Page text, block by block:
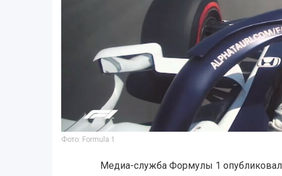
Фото: Formula 1
Медиа-служба Формулы 1